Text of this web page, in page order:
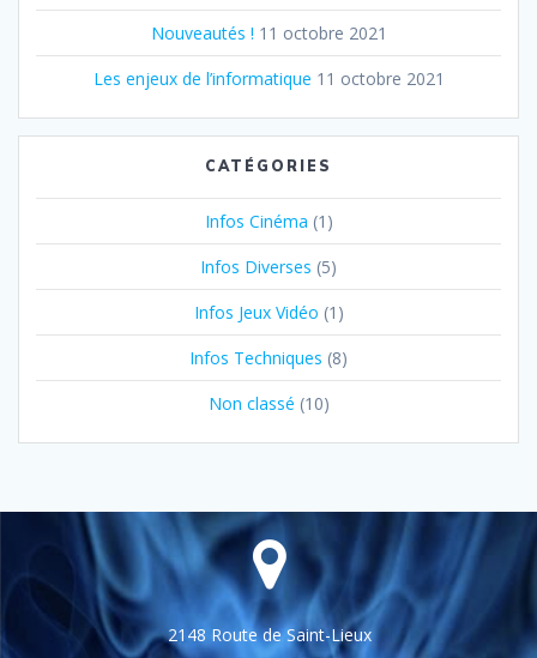
Nouveautés ! 11 octobre 2021
Les enjeux de l’informatique 11 octobre 2021
CATÉGORIES
Infos Cinéma (1)
Infos Diverses (5)
Infos Jeux Vidéo (1)
Infos Techniques (8)
Non classé (10)
2148 Route de Saint-Lieux